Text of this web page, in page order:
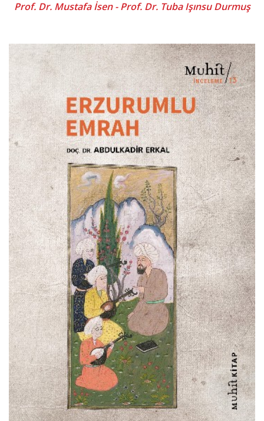
Prof. Dr. Mustafa İsen - Prof. Dr. Tuba Işınsu Durmuş